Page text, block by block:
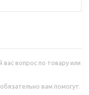
вопрос по товару или
вам помогут.